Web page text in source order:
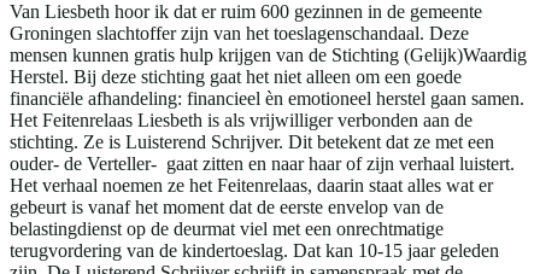
Van Liesbeth hoor ik dat er ruim 600 gezinnen in de gemeente
Groningen slachtoffer zijn van het toeslagenschandaal. Deze
mensen kunnen gratis hulp krijgen van de Stichting (Gelijk)Waardig
Herstel. Bij deze stichting gaat het niet alleen om een goede
financiële afhandeling: financieel èn emotioneel herstel gaan samen.
Het Feitenrelaas Liesbeth is als vrijwilliger verbonden aan de
stichting. Ze is Luisterend Schrijver. Dit betekent dat ze met een
ouder- de Verteller- gaat zitten en naar haar of zijn verhaal luistert.
Het verhaal noemen ze het Feitenrelaas, daarin staat alles wat er
gebeurt is vanaf het moment dat de eerste envelop van de
belastingdienst op de deurmat viel met een onrechtmatige
terugvordering van de kindertoeslag. Dat kan 10-15 jaar geleden